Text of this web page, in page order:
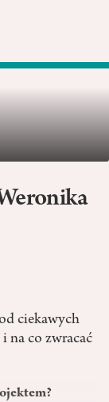
ciekawych
na co zwracać